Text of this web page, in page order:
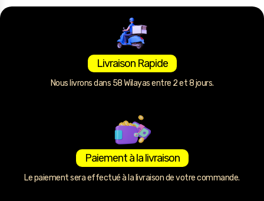
Livraison Rapide
Nous livrons dans 58 Wilayas entre 2 et 8 jours.
Paiement à la livraison
Le paiement sera effectué à la livraison de votre commande.